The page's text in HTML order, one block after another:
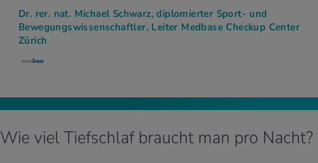
Dr. rer. nat. Michael Schwarz, diplomierter Sport- und
Bewegungswissenschaftler, Leiter Medbase Checkup Center
Zürich
Wie viel Tiefschlaf braucht man pro Nacht?